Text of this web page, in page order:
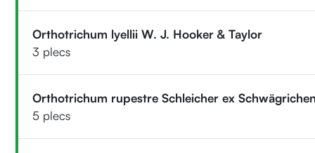
Orthotrichum lyellii W. J. Hooker & Taylor
3 plecs
Orthotrichum rupestre Schleicher ex
5 plecs